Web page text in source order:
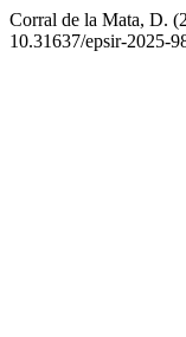
Corral de la Mata, D.
10.31637/epsir-2025-